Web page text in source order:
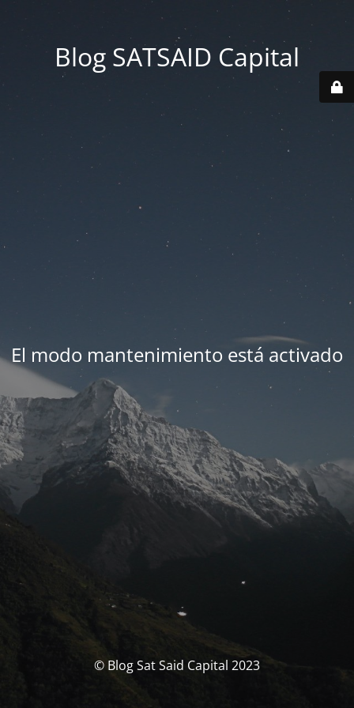
Blog SATSAID Capital
El modo mantenimiento está activado
© Blog Sat Said Capital 2023